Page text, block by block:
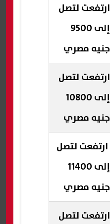
ارتفعت لتصل
إلى 9500
جنيه مصري
ارتفعت لتصل
إلى 10800
جنيه مصري
ارتفعت لتصل
إلى 11400
جنيه مصري
ارتفعت لتصل